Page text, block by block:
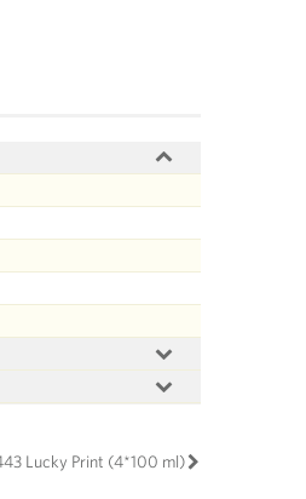
Lucky Print (4*100 ml)